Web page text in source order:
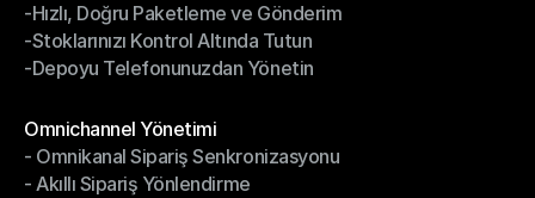
-Daha Akıllı Seçim, Daha Az Çaba
-Hızlı, Doğru Paketleme ve Gönderim
-Hızlı, Doğru Paketleme ve Gönderim
-Stoklarınızı Kontrol Altında Tutun
-Stoklarınızı Kontrol Altında Tutun
-Depoyu Telefonunuzdan Yönetin
Omnichannel Yönetimi
Omnichannel Yönetimi
- Omnikanal Sipariş Senkronizasyonu
- Omnikanal Sipariş Senkronizasyonu
- Akıllı Sipariş Yönlendirme